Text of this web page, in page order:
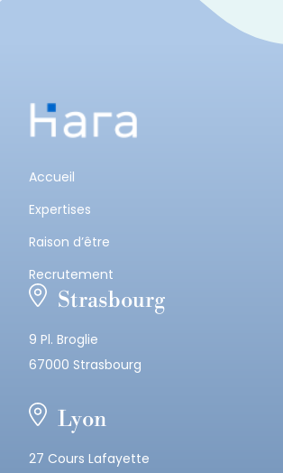
Accueil
Expertises
Raison d’être
Recrutement
Strasbourg
9 Pl. Broglie
67000 Strasbourg
Lyon
27 Cours Lafayette